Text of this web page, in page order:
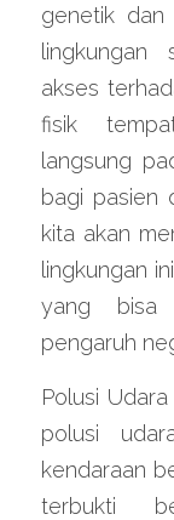
genetik dan
akses
fisik
langsung
bagi pasien
kita akan
lingkungan
yang bisa
pengaruh
Polusi
polusi
kendaraan
terbukti